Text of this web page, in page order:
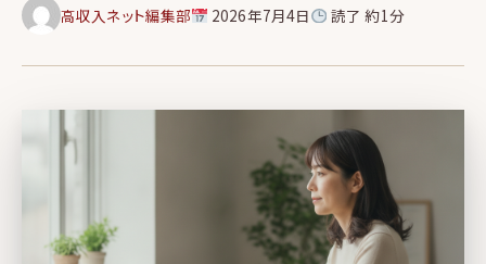
高収入ネット編集部 2026年7月4日 読了 約1分